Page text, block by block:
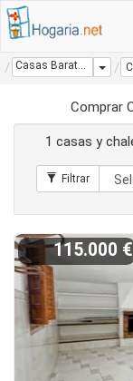
Casas Baratas Sant Joan De Moro
Comprar
1 casas y
115.000 €